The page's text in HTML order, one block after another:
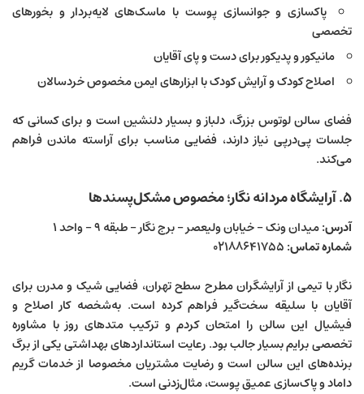
پاکسازی و جوانسازی پوست با ماسک‌های لایه‌بردار و بخورهای
تخصصی
مانیکور و پدیکور برای دست و پای آقایان
اصلاح کودک و آرایش کودک با ابزارهای ایمن مخصوص خردسالان
فضای سالن لوتوس بزرگ، دلباز و بسیار دلنشین است و برای کسانی که
جلسات پی‌درپی نیاز دارند، فضایی مناسب برای آراسته ماندن فراهم
می‌کند.
۵. آرایشگاه مردانه نگار؛ مخصوص مشکل‌پسندها
آدرس:میدان ونک – خیابان ولیعصر – برج نگار – طبقه ۹ – واحد ۱
شماره تماس:
نگار با تیمی از آرایشگران مطرح سطح تهران، فضایی شیک و مدرن برای
آقایان با سلیقه سخت‌گیر فراهم کرده است. به‌شخصه کار اصلاح و
فیشیال این سالن را امتحان کردم و ترکیب متدهای روز با مشاوره
تخصصی برایم بسیار جالب بود. رعایت استانداردهای بهداشتی یکی از برگ
برنده‌های این سالن است و رضایت مشتریان مخصوصا از خدمات گریم
داماد و پاک‌سازی عمیق پوست، مثال‌زدنی است.